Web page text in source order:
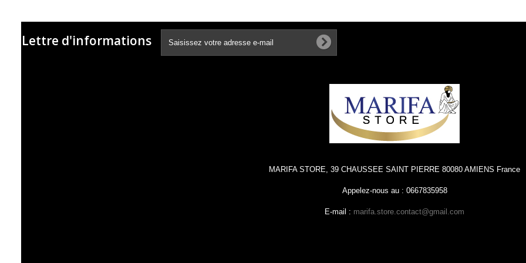
Lettre d'informations
MARIFA STORE, 39 CHAUSSEE SAINT PIERRE 80080 AMIENS France
Appelez-nous au : 0667835958
E-mail : marifa.store.contact@gmail.com